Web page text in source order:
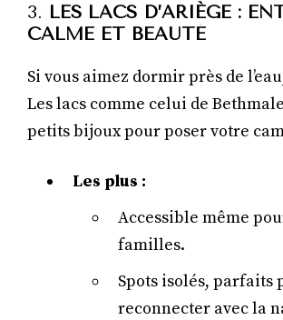
3. LES LACS D’ARIÈGE :
CALME ET BEAUTÉ
Si vous aimez dormir près de
Les lacs comme celui de
petits bijoux pour poser votre
Les plus :
Accessible même
familles.
Spots isolés, parfaits
reconnecter avec la